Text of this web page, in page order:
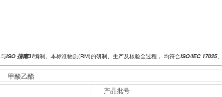
与ISO 指南31编制。本标准物质(RM)的研制、生产及核验全过程， 均符合ISO/IEC 17025、
甲酸乙酯
产品批号